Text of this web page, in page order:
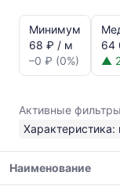
динамика
цен:
Лист
к
09Г2С-15
Показаны
минимальная,
медианная
Минимум
68 ₽ / м
–0 ₽ (0%)
64
▲
Активные
Характеристика:
Наименование